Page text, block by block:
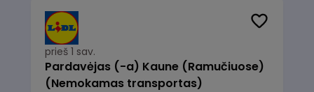
prieš 1 sav.
Pardavėjas (-a) Kaune (Ramučiuose)
(Nemokamas transportas)